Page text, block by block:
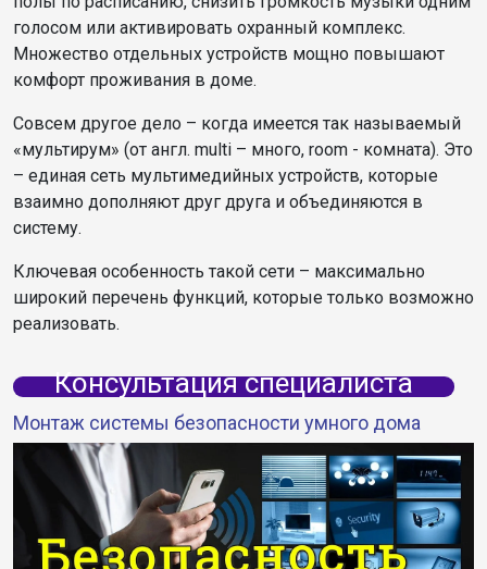
голосом или активировать охранный комплекс.
Множество отдельных устройств мощно повышают
комфорт проживания в доме.
Совсем другое дело – когда имеется так называемый
«мультирум» (от англ. multi – много, room - комната). Это
– единая сеть мультимедийных устройств, которые
взаимно дополняют друг друга и объединяются в
систему.
Ключевая особенность такой сети – максимально
широкий перечень функций, которые только возможно
реализовать.
Консультация специалиста
Монтаж системы безопасности умного дома